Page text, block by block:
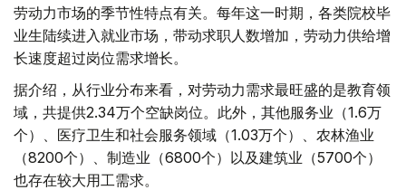
劳动力市场的季节性特点有关。每年这一时期，各类院校毕
业生陆续进入就业市场，带动求职人数增加，劳动力供给增
长速度超过岗位需求增长。
据介绍，从行业分布来看，对劳动力需求最旺盛的是教育领
域，共提供2.34万个空缺岗位。此外，其他服务业（1.6万
个）、医疗卫生和社会服务领域（1.03万个）、农林渔业
（8200个）、制造业（6800个）以及建筑业（5700个）
也存在较大用工需求。